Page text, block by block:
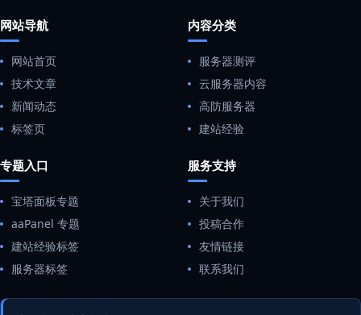
网站导航
网站首页
技术文章
新闻动态
标签页
内容分类
服务器测评
云服务器内容
高防服务器
建站经验
专题入口
宝塔面板专题
aaPanel 专题
建站经验标签
服务器标签
服务支持
关于我们
投稿合作
友情链接
联系我们